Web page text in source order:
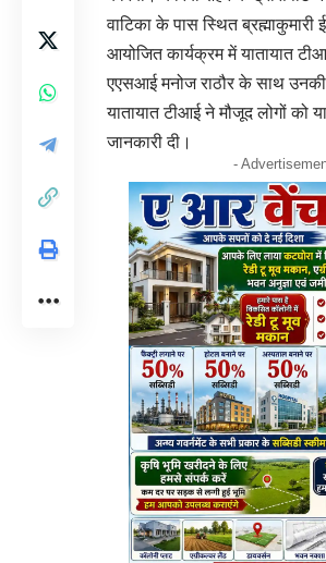
वाटिका के पास स्थित ब्रह्माकुमारी
आयोजित कार्यक्रम में यातायात
एएसआई मनोज राठौर के साथ उनकी
यातायात टीआई ने मौजूद लोगों को
जानकारी दी।
-